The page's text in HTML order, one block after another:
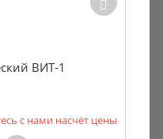
ВИТ-1
с нами насчёт цены